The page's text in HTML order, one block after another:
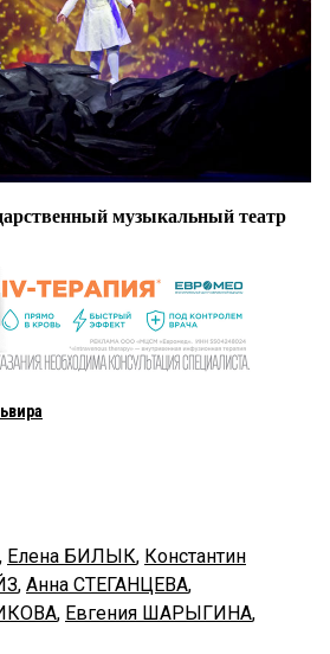
музыкальный театр
, Елена БИЛЫК, Константин
, Анна СТЕГАНЦЕВА,
, Евгения ШАРЫГИНА,